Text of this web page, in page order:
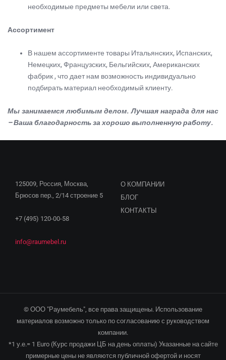
необходимые предметы мебели или света.
Ассортимент
В нашем ассортименте товары Итальянских, Испанских,
Немецких, Французских, Бельгийских, Американских
фабрик , что дает нам возможность индивидуально
подбирать материал необходимый клиенту.
Мы занимаемся любимым делом. Лучшая награда для нас
– Ваша благодарность за хорошо выполненную работу.
125009, Россия, Москва,
Брюсов пер., 2/14 строение 5
+7 (495) 120-00-58
info@raumebel.ru
О КОМПАНИИ
БЛОГ
КОНТАКТЫ
© ООО "Раумебель", все права защищены. Использование
материалов возможно только по согласованию с руководством
компании.
*1 у.е.= 1 Euro (Курс продажи ЦБ на день оплаты) Указанные на сайте
примерные цены не являются публичной офертой и носят